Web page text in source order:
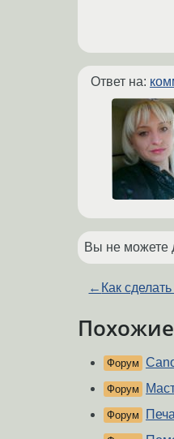
Ответ на:
Вы не можете
← Как
Форум
Форум
Форум